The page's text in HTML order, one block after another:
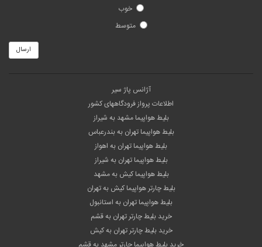
خوب
متوسط
ارسال
آژانس پاژ سیر
اطلاعات پرواز فرودگاههای کشور
بلیط هواپیما مشهد به شیراز
بلیط هواپیما تهران به بندرعباس
بلیط هواپیما تهران به اهواز
بلیط هواپیما تهران به شیراز
بلیط هواپیما کیش به مشهد
بلیط چارتر هواپیما کیش به تهران
بلیط هواپیما تهران به استانبول
خرید بلیط چارتر تهران به قشم
خرید بلیط چارتر تهران به کیش